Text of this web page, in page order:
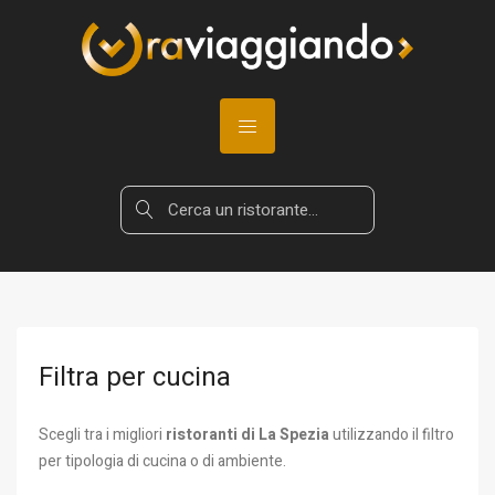
Filtra per cucina
Scegli tra i migliori ristoranti di La Speziautilizzando il filtro
per tipologia di cucina o di ambiente.